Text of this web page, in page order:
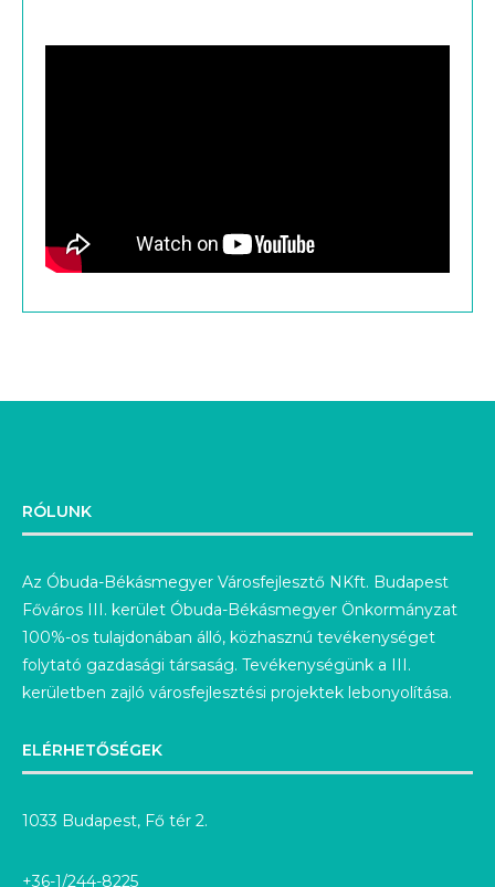
RÓLUNK
Az Óbuda-Békásmegyer Városfejlesztő NKft. Budapest
Főváros III. kerület Óbuda-Békásmegyer Önkormányzat
100%-os tulajdonában álló, közhasznú tevékenységet
folytató gazdasági társaság. Tevékenységünk a III.
kerületben zajló városfejlesztési projektek lebonyolítása.
ELÉRHETŐSÉGEK
1033 Budapest, Fő tér 2.
+36-1/244-8225